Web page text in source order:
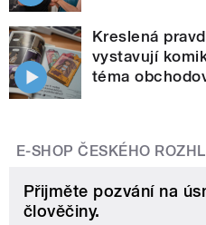
Kreslená
vystavují
téma
E-SHOP ČESKÉHO
Přijměte pozvání na
člověčiny.